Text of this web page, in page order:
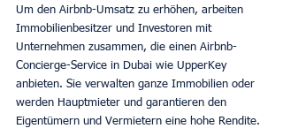
Um den Airbnb-Umsatz zu erhöhen, arbeiten
Immobilienbesitzer und Investoren mit
Unternehmen zusammen, die einen Airbnb-
Concierge-Service in Dubai wie UpperKey
anbieten. Sie verwalten ganze Immobilien oder
werden Hauptmieter und garantieren den
Eigentümern und Vermietern eine hohe Rendite.